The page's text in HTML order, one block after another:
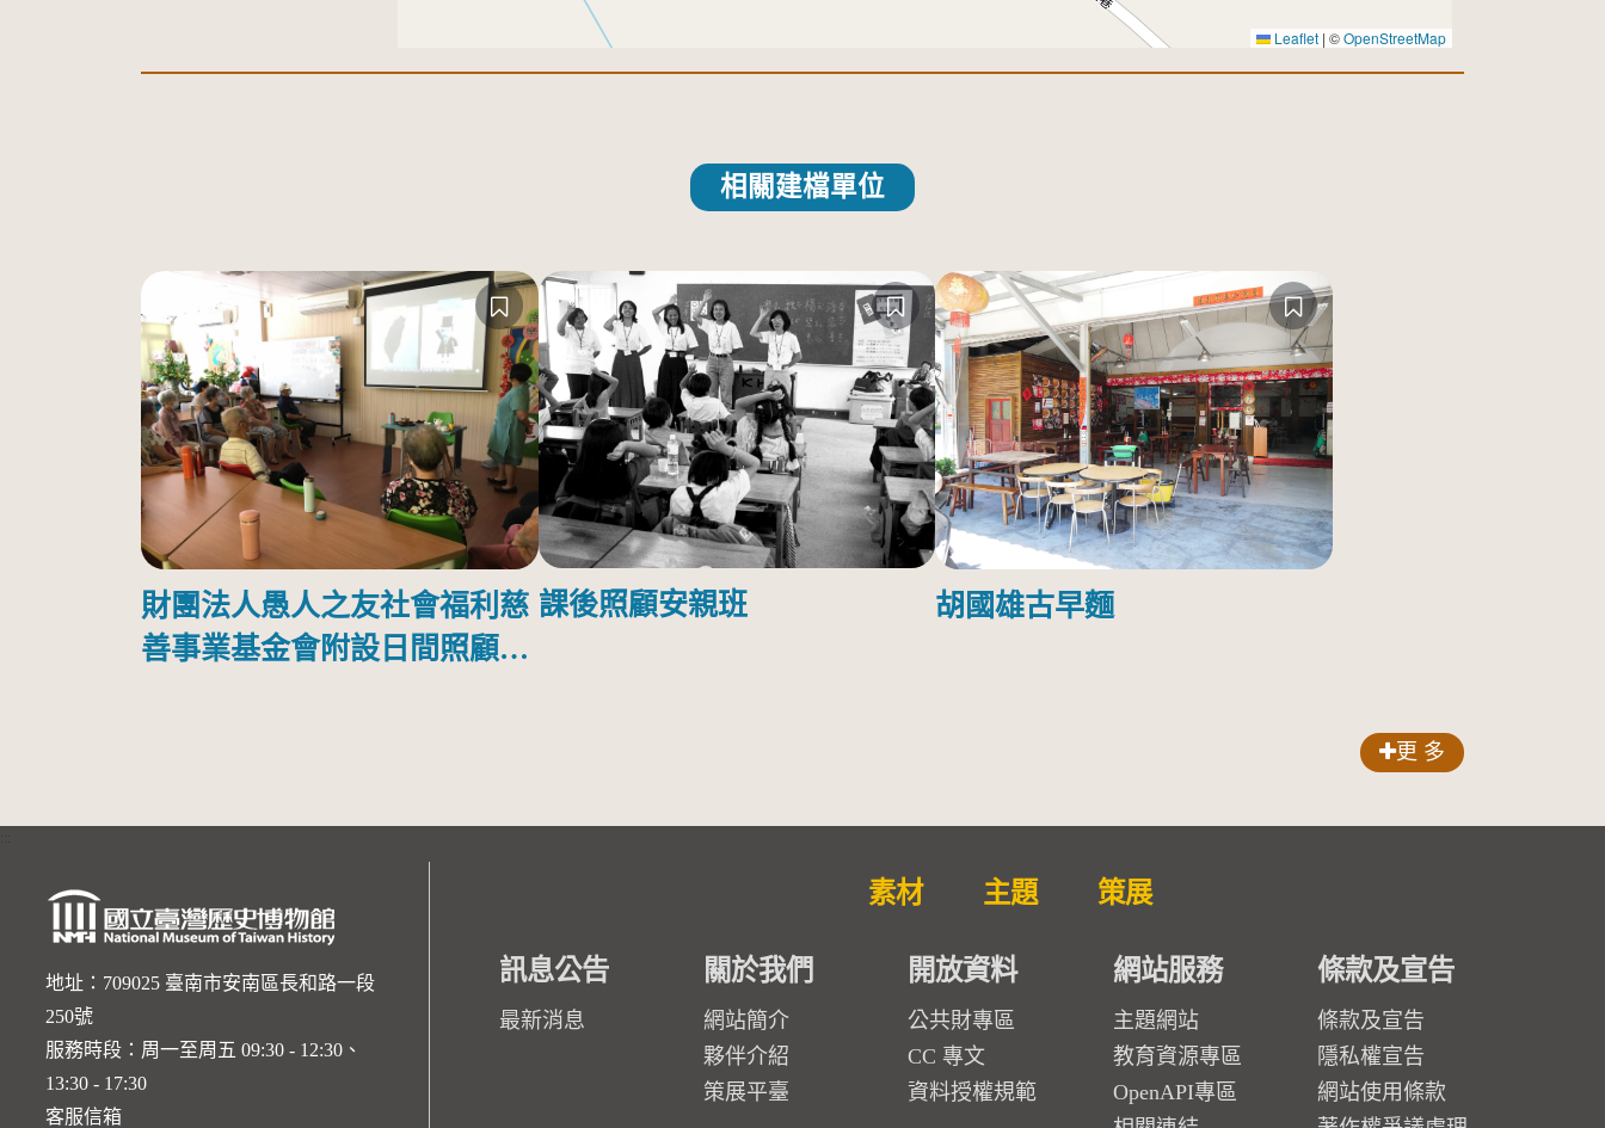
Leaflet | ©OpenStreetMap
相關建檔單位
財團法人愚人之友社會福利慈
善事業基金會附設日間照顧中
課後照顧安親班 胡國雄古早麵
更 多
地址：709025 臺南市安南區長和路一段
250號
服務時段：周一至周五 09:30 - 12:30、
13:30 - 17:30
客服信箱
素材 主題 策展
訊息公告
最新消息
關於我們
網站簡介
夥伴介紹
策展平臺
開放資料
公共財專區
CC 專文
資料授權規範
網站服務
主題網站
教育資源專區
OpenAPI專區
條款及宣告
條款及宣告
隱私權宣告
網站使用條款